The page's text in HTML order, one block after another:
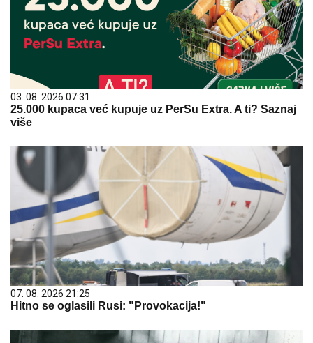
03. 08. 2026 07:31
25.000 kupaca već kupuje uz PerSu Extra. A ti? Saznaj
više
07. 08. 2026 21:25
Hitno se oglasili Rusi: "Provokacija!"